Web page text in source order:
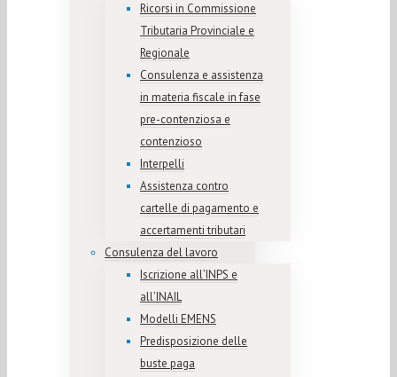
Ricorsi in Commissione
Tributaria Provinciale e
Regionale
Consulenza e assistenza
in materia fiscale in fase
pre-contenziosa e
contenzioso
Interpelli
Assistenza contro
cartelle di pagamento e
accertamenti tributari
Consulenza del lavoro
Iscrizione all’INPS e
all’INAIL
Modelli EMENS
Predisposizione delle
buste paga